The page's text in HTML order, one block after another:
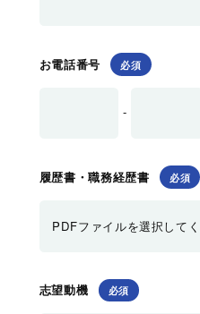
お電話番号
-
履歴書・職務経歴書
PDFファイルを選択して
志望動機